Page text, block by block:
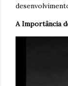
A Importância